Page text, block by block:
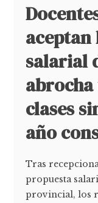
aceptan
salarial
clases
año
Tras
propuesta
provincial, los